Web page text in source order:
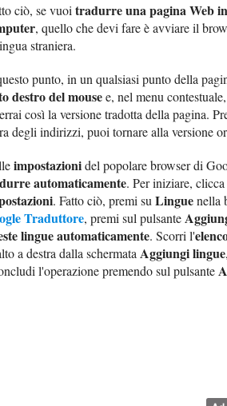
ciò, se vuoitradurre una pagina Web
, quello che devi fare è avviare il
straniera.
punto, in un qualsiasi punto della
destro del mousee, nel menu
così la versione tradotta della pagina.
degli indirizzi, puoi tornare alla versione
impostazionidel popolare browser di
automaticamente. Per iniziare,
. Fatto ciò, premi suLinguenella
Traduttore, premi sul pulsante
lingue automaticamente. Scorri l'
a destra dalla schermataAggiungi lingue
l'operazione premendo sul pulsante